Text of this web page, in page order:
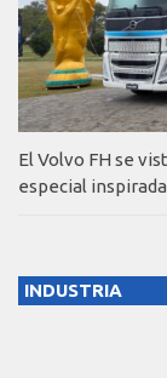
El Volvo FH se
especial
INDUSTRIA